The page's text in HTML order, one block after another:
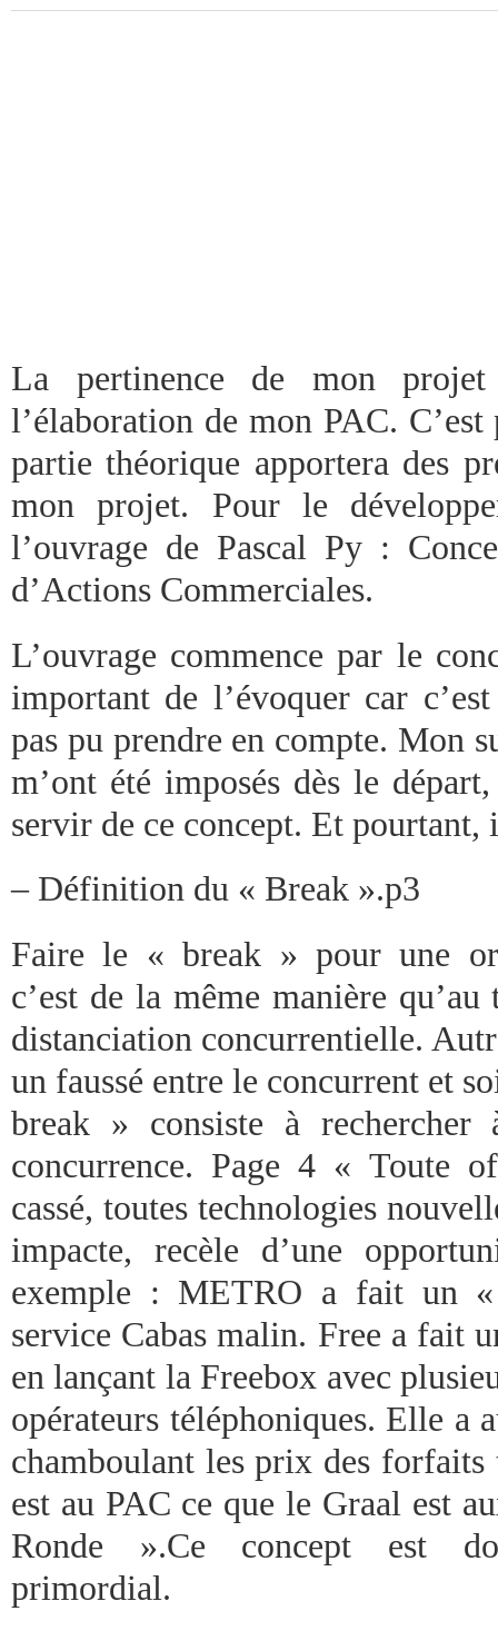
La pertinence de mon
l’élaboration de mon PAC.
partie théorique apportera des
mon projet. Pour le
l’ouvrage de Pascal Py :
d’Actions Commerciales.
L’ouvrage commence par le
important de l’évoquer car
pas pu prendre en compte. Mon
m’ont été imposés dès le
servir de ce concept. Et
– Définition du « Break ».p3
Faire le « break » pour une
c’est de la même manière
distanciation concurrentielle.
un faussé entre le concurrent et
break » consiste à
concurrence. Page 4 « Toute
cassé, toutes technologies
impacte, recèle d’une
exemple : METRO a fait un
service Cabas malin. Free a fait
en lançant la Freebox avec
opérateurs téléphoniques. Elle a
chamboulant les prix des
est au PAC ce que le Graal est
Ronde ».Ce concept est
primordial.